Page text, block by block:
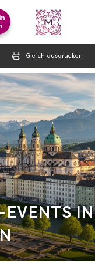
Gleich ausdrucken
EVENTS IN